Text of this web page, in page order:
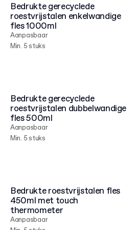
Bedrukte gerecyclede
roestvrijstalen enkelwandige
fles 1000ml
Aanpasbaar
Min. 5 stuks
Bedrukte gerecyclede
roestvrijstalen dubbelwandige
fles 500ml
Aanpasbaar
Min. 5 stuks
Bedrukte roestvrijstalen fles
450ml met touch
thermometer
Aanpasbaar